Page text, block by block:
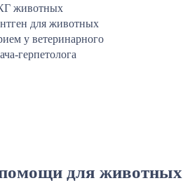
животных
для животных
у ветеринарного
герпетолога
для животных